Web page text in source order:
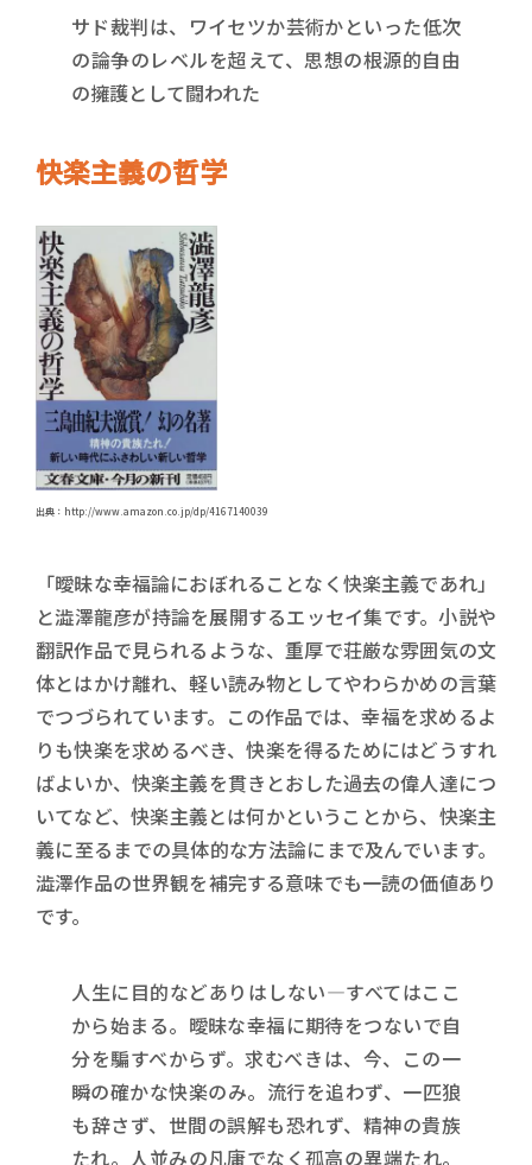
サド裁判は、ワイセツか芸術かといった低次
の論争のレベルを超えて、思想の根源的自由
の擁護として闘われた
快楽主義の哲学
出典：http://www.amazon.co.jp/dp/4167140039
「曖昧な幸福論におぼれることなく快楽主義であれ」
と澁澤龍彦が持論を展開するエッセイ集です。小説や
翻訳作品で見られるような、重厚で荘厳な雰囲気の文
体とはかけ離れ、軽い読み物としてやわらかめの言葉
でつづられています。この作品では、幸福を求めるよ
りも快楽を求めるべき、快楽を得るためにはどうすれ
ばよいか、快楽主義を貫きとおした過去の偉人達につ
いてなど、快楽主義とは何かということから、快楽主
義に至るまでの具体的な方法論にまで及んでいます。
澁澤作品の世界観を補完する意味でも一読の価値あり
です。
人生に目的などありはしない―すべてはここ
から始まる。曖昧な幸福に期待をつないで自
分を騙すべからず。求むべきは、今、この一
瞬の確かな快楽のみ。流行を追わず、一匹狼
も辞さず、世間の誤解も恐れず、精神の貴族
たれ。人並みの凡庸でなく孤高の異端たれ。